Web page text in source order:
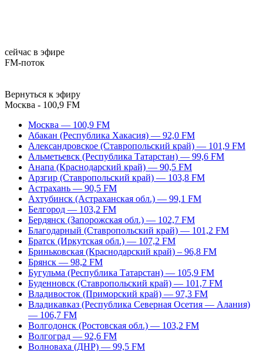
сейчас в эфире
FM-поток
Вернуться к эфиру
Москва - 100,9 FM
Москва — 100,9 FM
Абакан (Республика Хакасия) — 92,0 FM
Александровское (Ставропольский край) — 101,9 FM
Альметьевск (Республика Татарстан) — 99,6 FM
Анапа (Краснодарский край) — 90,5 FM
Арзгир (Ставропольский край) — 103,8 FM
Астрахань — 90,5 FM
Ахтубинск (Астраханская обл.) — 99,1 FM
Белгород — 103,2 FM
Бердянск (Запорожская обл.) — 102,7 FM
Благодарный (Ставропольский край) — 101,2 FM
Братск (Иркутская обл.) — 107,2 FM
Бриньковская (Краснодарский край) – 96,8 FM
Брянск — 98,2 FM
Бугульма (Республика Татарстан) — 105,9 FM
Буденновск (Ставропольский край) — 101,7 FM
Владивосток (Приморский край) — 97,3 FM
Владикавказ (Республика Северная Осетия — Алания)
— 106,7 FM
Волгодонск (Ростовская обл.) — 103,2 FM
Волгоград — 92,6 FM
Волноваха (ДНР) — 99,5 FM